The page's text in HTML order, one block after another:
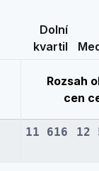
Dolní
kvartil
Rozsah
cen
11 616 12